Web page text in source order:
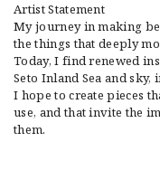
Artist Statement
My journey in making
the things that deeply
Today, I find renewed
Seto Inland Sea and
I hope to create pieces
use, and that invite the
them.